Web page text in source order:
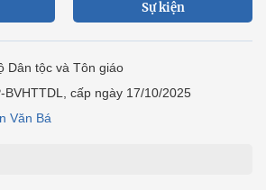
Sự kiện
Dân tộc và Tôn giáo
BVHTTDL, cấp ngày 17/10/2025
Văn Bá